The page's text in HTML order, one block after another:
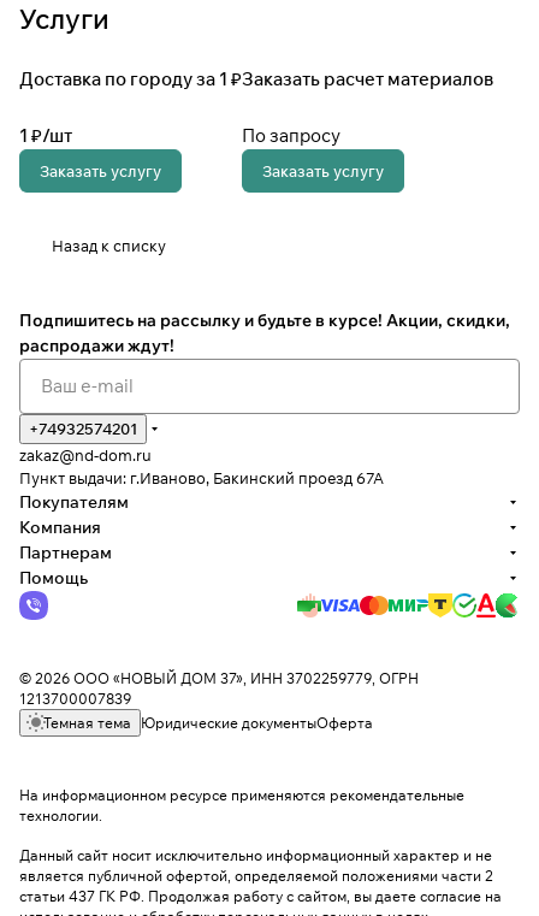
Услуги
Доставка по городу за 1 ₽
1 ₽/шт
Заказать услугу
Заказать расчет материалов
По запросу
Заказать услугу
Назад к списку
Подпишитесь на рассылку и будьте в курсе! Акции, скидки,
распродажи ждут!
+74932574201
zakaz@nd-dom.ru
Пункт выдачи: г.Иваново, Бакинский проезд 67А
Покупателям
Компания
Партнерам
Помощь
© 2026 ООО «НОВЫЙ ДОМ 37», ИНН 3702259779, ОГРН
1213700007839
Темная тема
Юридические документыОферта
На информационном ресурсе применяются рекомендательные
технологии.
Данный сайт носит исключительно информационный характер и не
является публичной офертой, определяемой положениями части 2
статьи 437 ГК РФ. Продолжая работу с сайтом, вы даете согласие на